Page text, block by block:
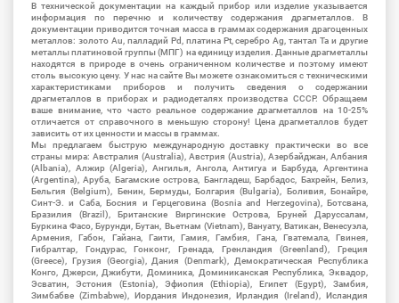
В технической документации на каждый прибор или изделие указывается
информация по перечню и количеству содержания драгметаллов. В
документации приводится точная масса в граммах содержания драгоценных
металлов: золото Au, палладий Pd, платина Pt, серебро Ag, тантал Ta и другие
металлы платиновой группы (МПГ) на единицу изделия. Данные драгметаллы
находятся в природе в очень ограниченном количестве и поэтому имеют
столь высокую цену. У нас на сайте Вы можете ознакомиться с техническими
характеристиками приборов и получить сведения о содержании
драгметаллов в приборах и радиодеталях производства СССР. Обращаем
ваше внимание, что часто реальное содержание драгметаллов на 10-25%
отличается от справочного в меньшую сторону! Цена драгметаллов будет
зависить от их ценности и массы в граммах.
Мы предлагаем быструю международную доставку практически во все
страны мира: Австралия (Australia), Австрия (Austria), Азербайджан, Албания
(Albania), Алжир (Algeria), Ангилья, Ангола, Антигуа и Барбуда, Аргентина
(Argentina), Аруба, Багамские острова, Бангладеш, Барбадос, Бахрейн, Белиз,
Бельгия (Belgium), Бенин, Бермуды, Болгария (Bulgaria), Боливия, Бонайре,
Синт-Э. и Саба, Босния и Герцеговина (Bosnia and Herzegovina), Ботсвана,
Бразилия (Brazil), Британские Виргинские Острова, Бруней Даруссалам,
Буркина Фасо, Бурунди, Бутан, Вьетнам (Vietnam), Вануату, Ватикан, Венесуэла,
Армения, Габон, Гайана, Гаити, Гамия, Гамбия, Гана, Гватемала, Гвинея,
Гибралтар, Гондурас, Гонконг, Гренада, Гренландия (Greenland), Греция
(Greece), Грузия (Georgia), Дания (Denmark), Демократическая Республика
Конго, Джерси, Джибути, Доминика, Доминиканская Республика, Эквадор,
Эсватин, Эстония (Estonia), Эфиопия (Ethiopia), Египет (Egypt), Замбия,
Зимбабве (Zimbabwe), Иордания Индонезия, Ирландия (Ireland), Исландия